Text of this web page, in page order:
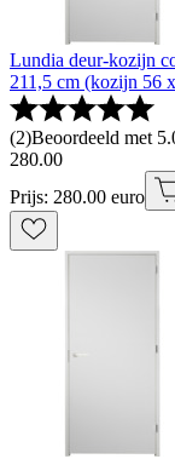
Lundia deur-kozijn
211,5 cm (kozijn 56
(2)Beoordeeld met
280.00
Prijs: 280.00 euro